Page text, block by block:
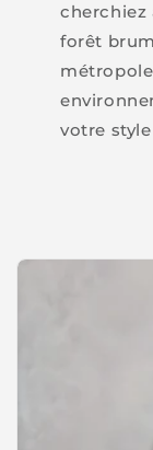
cherchiez
forêt
votre